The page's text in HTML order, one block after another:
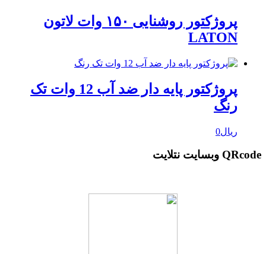
پروژکتور روشنایی ۱۵۰ وات لاتون
LATON
پروژکتور پایه دار ضد آب 12 وات تک
رنگ
ریال0
QRcode وبسایت نتلایت